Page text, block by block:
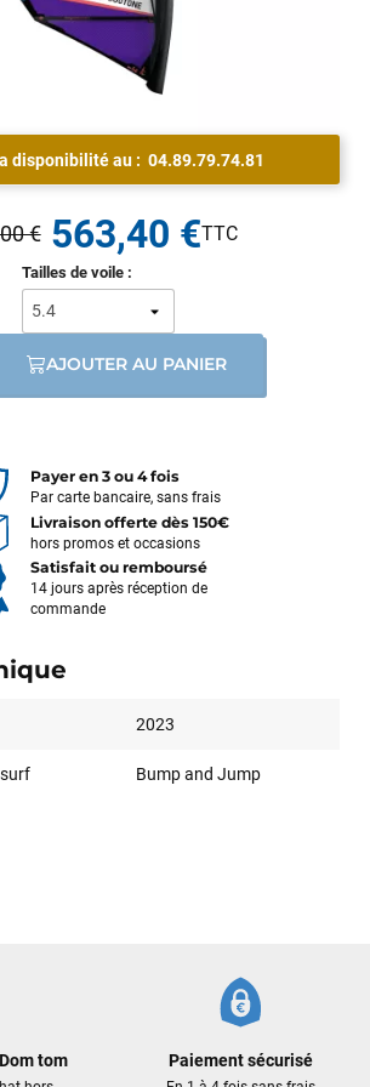
disponibilité au : 04.89.79.74.81
Tailles de voile :
€ 563,40 €
AJOUTER AU PANIER
Payer en 3 ou 4 fois
Par carte bancaire, sans frais
Livraison offerte dès 150€
hors promos et occasions
Satisfait ou remboursé
14 jours après réception de
commande
2023
Bump and Jump
tom Paiement sécurisé
pack via leur site internet. À peine la
le magasin m’a appelé pour confirmer
des équipements, me conseiller
et m’a même offert du matériel en
c’est au top : la commande est partie